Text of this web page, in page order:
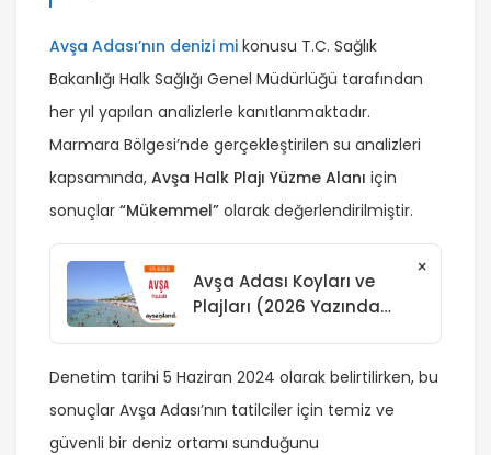
Avşa Adası’nın denizi mi konusu T.C. Sağlık
Bakanlığı Halk Sağlığı Genel Müdürlüğü tarafından
her yıl yapılan analizlerle kanıtlanmaktadır.
Marmara Bölgesi’nde gerçekleştirilen su analizleri
kapsamında, Avşa Halk Plajı Yüzme Alanı için
sonuçlar “Mükemmel” olarak değerlendirilmiştir.
Avşa Adası Koyları ve
Plajları (2026 Yazında
×
Denetim tarihi 5 Haziran 2024 olarak belirtilirken, bu
sonuçlar Avşa Adası’nın tatilciler için temiz ve
güvenli bir deniz ortamı sunduğunu